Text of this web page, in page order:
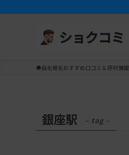
自毛植毛おすすめ口コミ＆評判情報
銀座駅 – tag –